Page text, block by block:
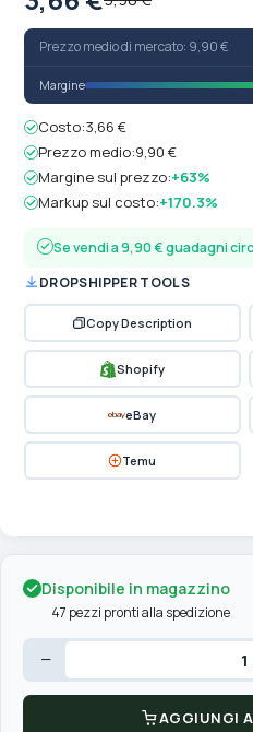
Prezzo medio di mercato: 9,90 €
Margine
Costo:3,66 €
Prezzo medio:9,90 €
Margine sul prezzo:+63%
Markup sul costo:+170.3%
Se vendi a 9,90 € guadagni
DROPSHIPPER TOOLS
Copy Description
Shopify
eBay
Temu
Disponibile in magazzino
47 pezzi pronti alla spedizione
−
AGGIUNGI